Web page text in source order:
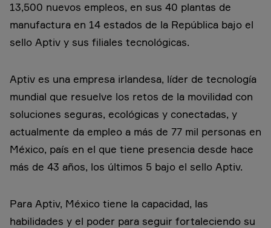
13,500 nuevos empleos, en sus 40 plantas de
manufactura en 14 estados de la República bajo el
sello Aptiv y sus filiales tecnológicas.
Aptiv es una empresa irlandesa, líder de tecnología
mundial que resuelve los retos de la movilidad con
soluciones seguras, ecológicas y conectadas, y
actualmente da empleo a más de 77 mil personas en
México, país en el que tiene presencia desde hace
más de 43 años, los últimos 5 bajo el sello Aptiv.
Para Aptiv, México tiene la capacidad, las
habilidades y el poder para seguir fortaleciendo su